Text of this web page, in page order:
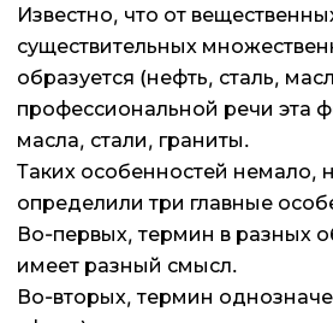
Известно, что от
существительных
образуется (нефть, сталь,
профессиональной речи эта
масла, стали, граниты.
Таких особенностей немало,
определили три главные
Во-первых, термин в разных
имеет разный смысл.
Во-вторых, термин